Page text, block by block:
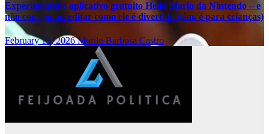
Experimentei o aplicativo gratuito Hello Mario da Nintendo – e
não consigo acreditar como ele é divertido (sim, é para crianças)
February 13, 2026Murilo Barbosa Castro